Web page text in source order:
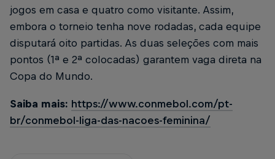
jogos em casa e quatro como visitante. Assim,
embora o torneio tenha nove rodadas, cada equipe
disputará oito partidas. As duas seleções com mais
pontos (1ª e 2ª colocadas) garantem vaga direta na
Copa do Mundo.
Saiba mais: https://www.conmebol.com/pt-
br/conmebol-liga-das-nacoes-feminina/